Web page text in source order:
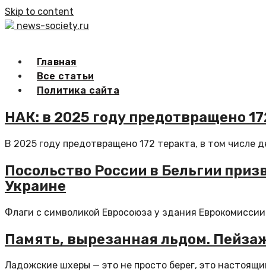
Skip to content
news-society.ru
Главная
Все статьи
Политика сайта
НАК: в 2025 году предотвращено
В 2025 году предотвращено 172 теракта, в том числе
Посольство России в Бельгии
Украине
Флаги с символикой Евросоюза у здания
Память, вырезанная льдом.
Ладожские шхеры — это не просто берег, это